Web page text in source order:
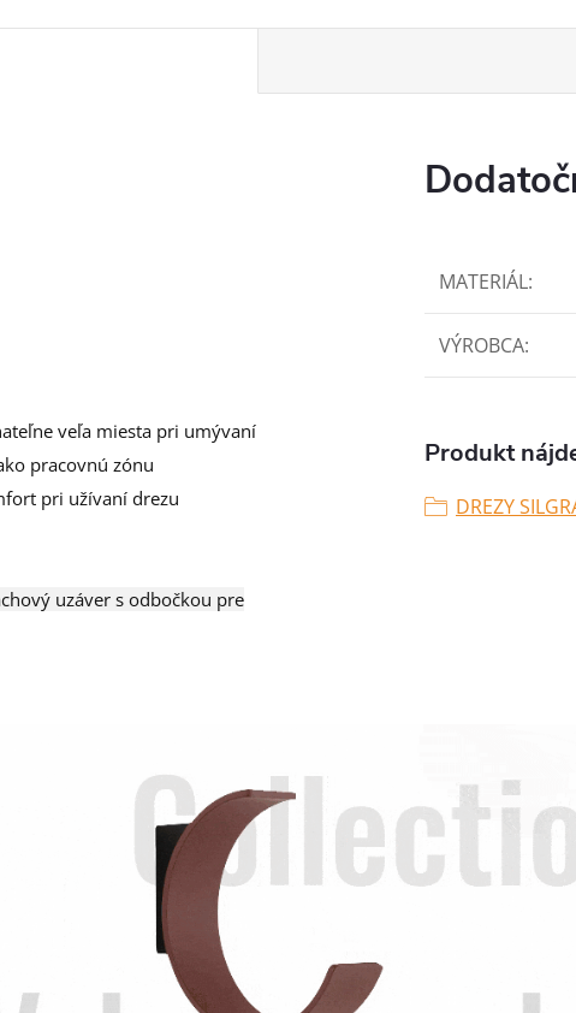
veľa miesta pri umývaní
pracovnú zónu
pri užívaní drezu
uzáver s odbočkou pre
MATERIÁL:
VÝROBCA:
Produkt
DREZY